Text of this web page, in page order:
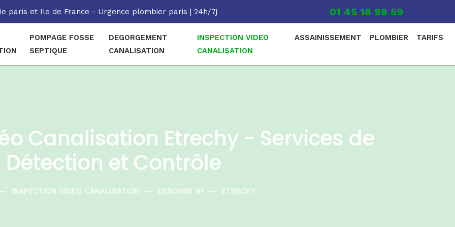
paris et Ile de France - Urgence plombier paris | 24h/7j 01 45 18 98 59
POMPAGE FOSSE
SEPTIQUE
DEGORGEMENT
CANALISATION
INSPECTION VIDEO
CANALISATION
ASSAINISSEMENT PLOMBIER TARIFS
Canalisation Etrechy - Services de
Détection et Contrôle
— INSPECTION VIDEO CANALISATION — ESSONNE 91 — ETRECHY